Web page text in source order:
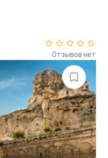
Отзывов нет